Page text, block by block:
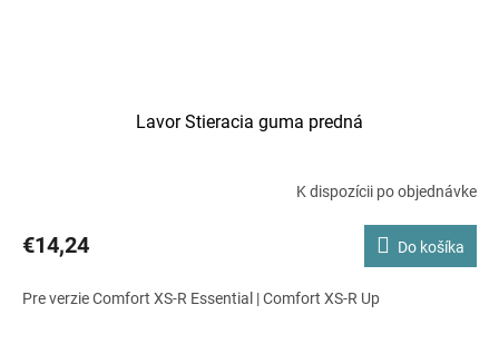
Lavor Stieracia guma predná
K dispozícii po objednávke
€14,24 Do košíka
Pre verzie Comfort XS-R Essential | Comfort XS-R Up